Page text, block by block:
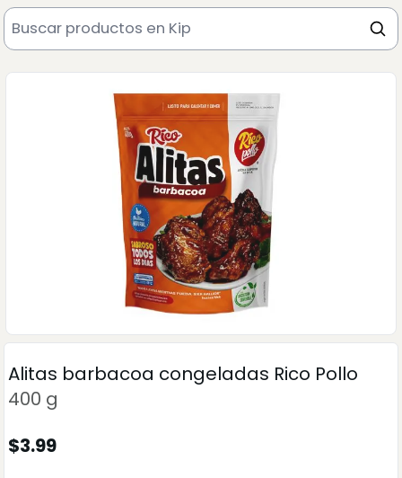
Alitas barbacoa congeladas Rico Pollo
400 g
$3.99